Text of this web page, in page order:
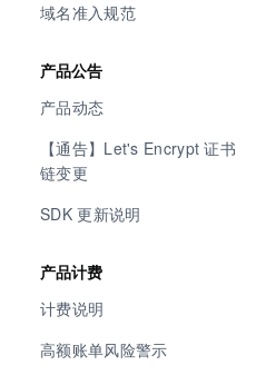
域名准入规范
产品公告
产品动态
【通告】Let's Encrypt 证书
链变更
SDK 更新说明
产品计费
计费说明
高额账单风险警示